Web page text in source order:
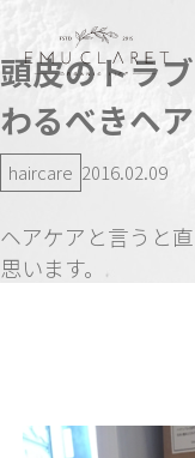
頭皮のトラ
わるべきヘア
haircare 2016.02.09
ヘアケアと言うと
思います。